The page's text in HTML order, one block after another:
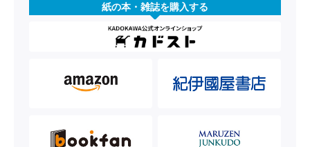
紙の本・雑誌を購入する